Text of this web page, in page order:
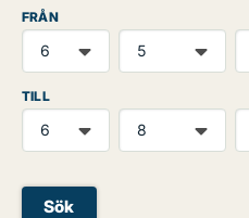
FRÅN
TILL
Sök